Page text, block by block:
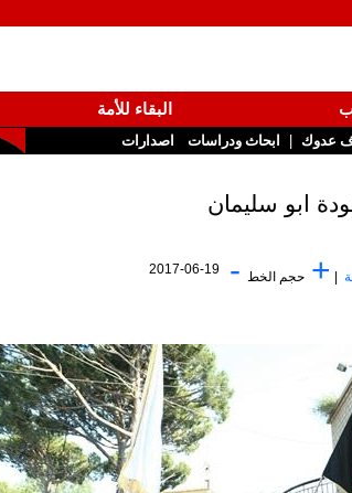
البقاء للأمة
عدوك | ابحاث ودراسات اصدارات
ابو سليمان
+ حجم الخط -
2017-06-19